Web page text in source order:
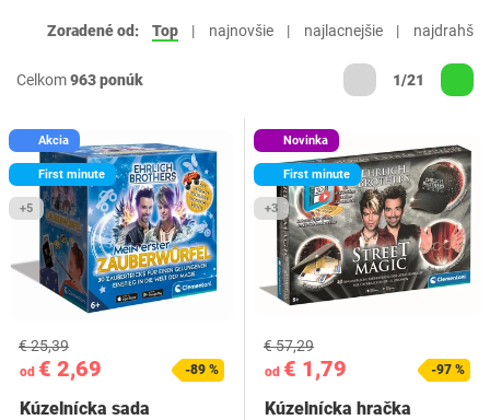
Zoradené od: Top najnovšie najlacnejšie najdrahšie
Celkom963 ponúk 1/21
Akcia
First minute
+5
od € 2,69
€ 25,39
-89 %
Kúzelnícka sada
Novinka
First minute
+3
od € 1,79
€ 57,29
-97 %
Kúzelnícka hračka